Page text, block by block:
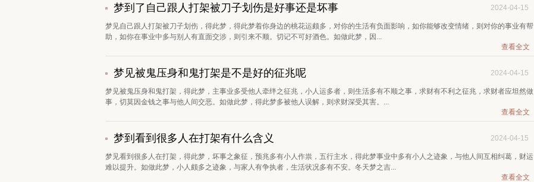
梦到了自己跟人打架被刀子划伤是好事还是坏事 2024-04-15
梦见自己跟人打架被刀子划伤，得此梦，得此梦着你身边的桃花运颇多，对你的生活有负面影响，如你能够改变情绪，则对你的事业有帮
助，如你在事业中多与别人有直面交涉，则引来不顺。切记不可好酒色。如做此梦，因...
查看全文
梦见被鬼压身和鬼打架是不是好的征兆呢 2024-04-15
梦见被鬼压身和鬼打架，得此梦，主事业多受他人牵绊之征兆，小人运多者，则生活多有不顺之事，求财有不利之征兆，求财者应坦然做
事，切莫因金钱之事与他人间交恶。如做此梦，得此梦多被他人误解，则求财深受其害。...
查看全文
梦到看到很多人在打架有什么含义 2024-04-15
梦见看到很多人在打架，得此梦，坏事之象征，预兆多有小人作祟，五行主水，得此梦事业中多有小人之迹象，与他人间互相纠葛，财运
难以提升。如做此梦，小人颇多之迹象，与家人有争执者，生活状况多有不安。冬天梦之吉...
查看全文